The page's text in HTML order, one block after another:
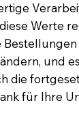
Werte
und
die
für Ihre